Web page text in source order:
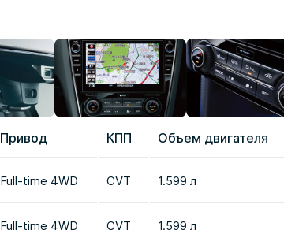
Привод КПП Объем двигателя
Full-time 4WD CVT 1.599 л
Full-time 4WD CVT 1.599 л